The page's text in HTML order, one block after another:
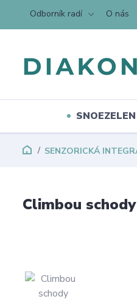
Odborník radí O nás
SNOEZELEN
SENZORICKÁ
Climbou schody